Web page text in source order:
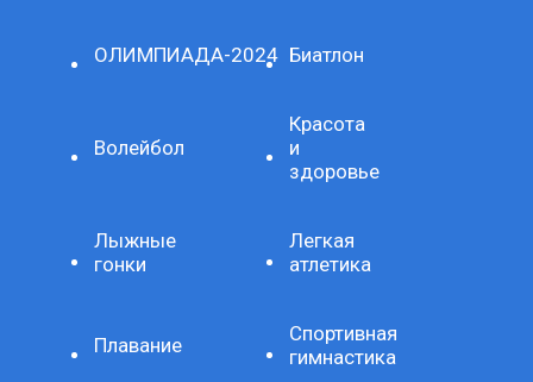
ОЛИМПИАДА-2024 Биатлон
Волейбол
Красота
и
здоровье
Лыжные
гонки
Легкая
атлетика
Плавание
Спортивная
гимнастика